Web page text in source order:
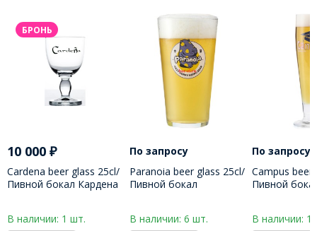
БРОНЬ
10 000 ₽
Cardena beer glass 25cl/
Пивной бокал Кардена
В наличии: 1 шт.
По запросу
Paranoia beer glass 25cl/
Пивной бокал
В наличии: 6 шт.
По запросу
Campus beer
Пивной
В наличии: 1